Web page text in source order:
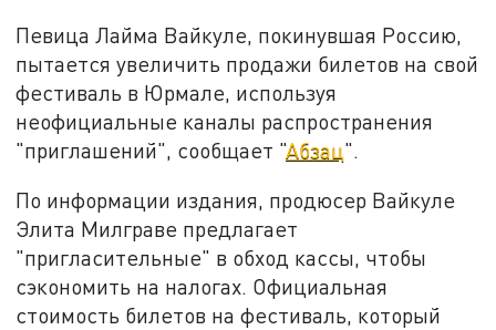
Певица Лайма Вайкуле, покинувшая Россию,
пытается увеличить продажи билетов на свой
фестиваль в Юрмале, используя
неофициальные каналы распространения
"приглашений", сообщает "Абзац".
По информации издания, продюсер Вайкуле
Элита Милграве предлагает
"пригласительные" в обход кассы, чтобы
сэкономить на налогах. Официальная
стоимость билетов на фестиваль, который